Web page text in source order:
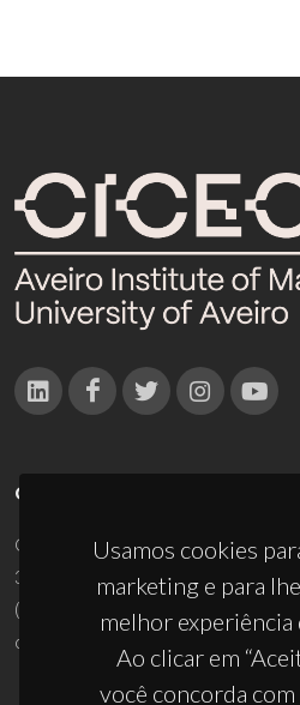
Usamos cookies
marketing e para
melhor experiência
Ao clicar em
você concorda
CONTACTOS
Campus Universitário de Santiago
3810-193 Aveiro - Portugal
(+351) 234 370 200
ciceco@ua.pt